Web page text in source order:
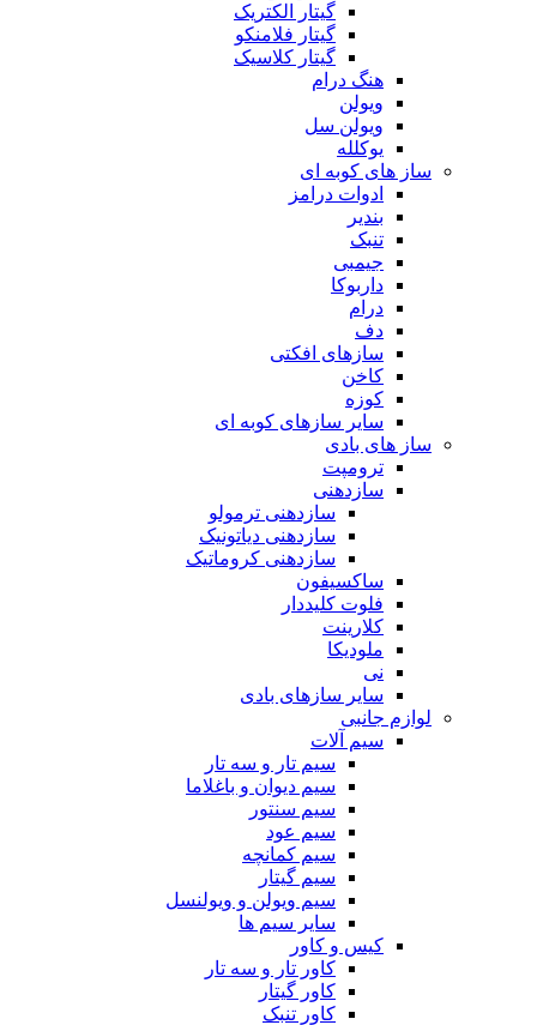
گیتار الکتریک
گیتار فلامنکو
گیتار کلاسیک
هنگ درام
ویولن
ویولن سل
یوکلله
ساز های کوبه ای
ادوات درامز
بندیر
تنبک
جیمبی
داربوکا
درام
دف
سازهای افکتی
کاخن
کوزه
سایر سازهای کوبه ای
ساز های بادی
ترومپت
سازدهنی
سازدهنی ترمولو
سازدهنی دیاتونیک
سازدهنی کروماتیک
ساکسیفون
فلوت کلیددار
کلارینت
ملودیکا
نی
سایر سازهای بادی
لوازم جانبی
سیم آلات
سیم تار و سه تار
سیم دیوان و باغلاما
سیم سنتور
سیم عود
سیم کمانچه
سیم گیتار
سیم ویولن و ویولنسل
سایر سیم ها
کیس و کاور
کاور تار و سه تار
کاور گیتار
کاور تنبک